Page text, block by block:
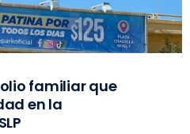
familiar que
en la